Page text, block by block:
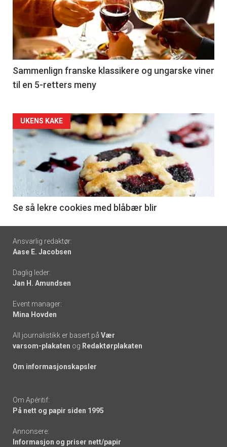
akkurat
nå
-
5
Sammenlign franske klassikere og ungarske viner
til en 5-retters meny
Forsiden
akkurat
nå
6
UKENS KAKE
Se så lekre cookies med blåbær blir
Footer
-
links
Ansvarlig redaktør:
Aase E. Jacobsen
Daglig leder:
Jan H. Amundsen
Event manager:
Mina Hovden
All journalistikk er basert på Vær
varsom-plakaten og Redaktørplakaten
Om informasjonskapsler
Om Apéritif:
På nett og papir siden 1995
Annonsere:
Informasjon og priser nett/papir